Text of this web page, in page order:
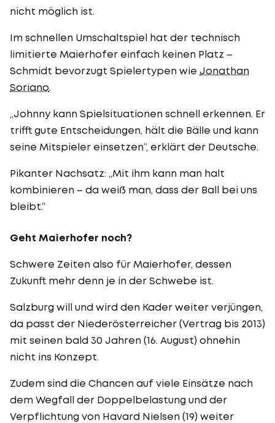
nicht möglich ist.
Im schnellen Umschaltspiel hat der technisch
limitierte Maierhofer einfach keinen Platz –
Schmidt bevorzugt Spielertypen wie Jonathan
Soriano.
„Johnny kann Spielsituationen schnell erkennen. Er
trifft gute Entscheidungen, hält die Bälle und kann
seine Mitspieler einsetzen“, erklärt der Deutsche.
Pikanter Nachsatz: „Mit ihm kann man halt
kombinieren – da weiß man, dass der Ball bei uns
bleibt.“
Geht Maierhofer noch?
Schwere Zeiten also für Maierhofer, dessen
Zukunft mehr denn je in der Schwebe ist.
Salzburg will und wird den Kader weiter verjüngen,
da passt der Niederösterreicher (Vertrag bis 2013)
mit seinen bald 30 Jahren (16. August) ohnehin
nicht ins Konzept.
Zudem sind die Chancen auf viele Einsätze nach
dem Wegfall der Doppelbelastung und der
Verpflichtung von Havard Nielsen (19) weiter